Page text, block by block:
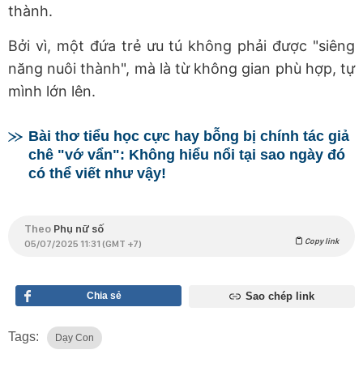
thành.
Bởi vì, một đứa trẻ ưu tú không phải được "siêng
năng nuôi thành", mà là từ không gian phù hợp, tự
mình lớn lên.
Bài thơ tiểu học cực hay bỗng bị chính tác giả
chê "vớ vẩn": Không hiểu nổi tại sao ngày đó
có thể viết như vậy!
Theo Phụ nữ số
05/07/2025 11:31 (GMT +7) Copy link
Chia sẻ Sao chép link
Tags: Dạy Con